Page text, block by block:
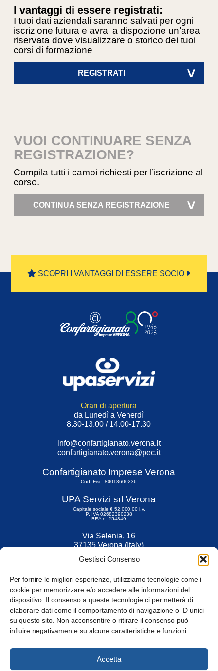
Gestisci Consenso
Per fornire le migliori esperienze, utilizziamo tecnologie come i
cookie per memorizzare e/o accedere alle informazioni del
dispositivo. Il consenso a queste tecnologie ci permetterà di
elaborare dati come il comportamento di navigazione o ID unici
su questo sito. Non acconsentire o ritirare il consenso può
influire negativamente su alcune caratteristiche e funzioni.
Accetta
I vantaggi di essere registrati:
I tuoi dati aziendali saranno salvati per ogni
iscrizione futura e avrai a dispozione un’area
riservata dove visualizzare o storico dei tuoi
corsi di formazione
REGISTRATI >
VUOI CONTINUARE SENZA
REGISTRAZIONE?
Compila tutti i campi richiesti per l’iscrizione al
corso.
CONTINUA SENZA REGISTRAZIONE >
SCOPRI I VANTAGGI DI ESSERE SOCIO
Orari di apertura
da Lunedì a Venerdì
8.30-13.00 / 14.00-17.30
info@confartigianato.verona.it
confartigianato.verona@pec.it
Confartigianato Imprese Verona
Cod. Fisc. 80013600236
UPA Servizi srl Verona
Capitale sociale € 52.000,00 i.v.
P. IVA 02682390238
REA n. 254349
Via Selenia, 16
37135 Verona (Italy)
Fax 045 9211599
© Tutti i diritti riservati